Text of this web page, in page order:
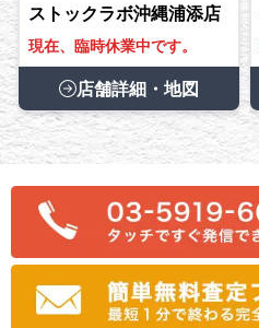
ストックラボ沖縄浦添店
現在、臨時休業中です。
店舗詳細・地図